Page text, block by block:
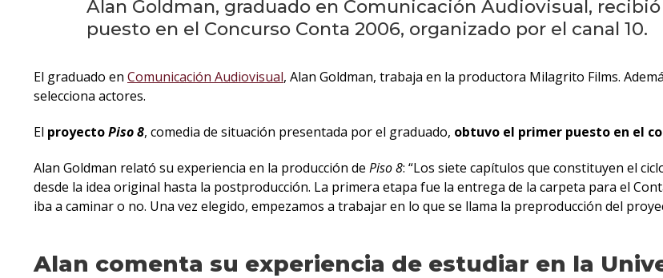
Alan Goldman, graduado en Comunicación Audiovisual,
puesto en el Concurso Conta 2006, organizado por el canal 10.
El graduado en Comunicación Audiovisual, Alan Goldman, trabaja en la productora Milagrito Films.
selecciona actores.
El proyectoPiso 8, comedia de situación presentada por el graduado, obtuvo el primer puesto en el
Alan Goldman relató su experiencia en la producción de Piso 8: “Los siete capítulos que constituyen el
desde la idea original hasta la postproducción. La primera etapa fue la entrega de la carpeta para el
iba a caminar o no. Una vez elegido, empezamos a trabajar en lo que se llama la preproducción del
Alan comenta su experiencia de estudiar en la